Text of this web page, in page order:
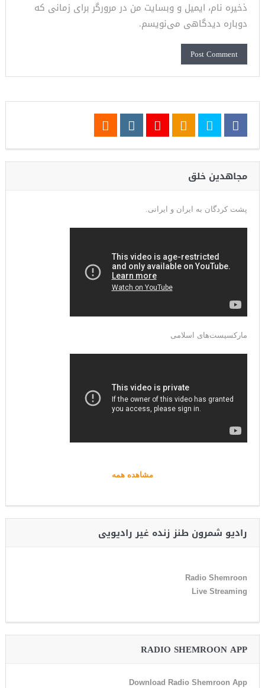
ذخیره نام، ایمیل و وبسایت من در مرورگر برای زمانی که
دوباره دیدگاهی می‌نویسم.
مجاهدین خلق
پشت کردگان به ایران و ایرانی.
مارکسیست‌های اسلامی
مشاهده همه
رادیو شمرون طنز زنده غیر رادیویی
Radio Shemroon
Live Streaming
RADIO SHEMROON APP
Download Radio Shemroon App